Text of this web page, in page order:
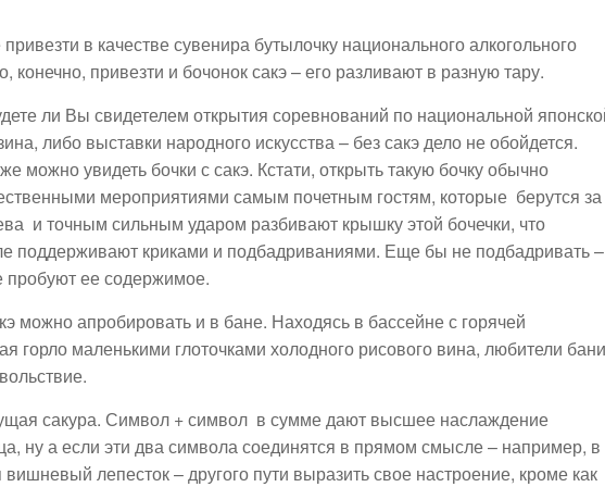
в качестве сувенира бутылочку национального алкогольного
привезти и бочонок сакэ – его разливают в разную тару.
ли Вы свидетелем открытия соревнований по национальной
либо выставки народного искусства – без сакэ дело не обойдется.
можно увидеть бочки с сакэ. Кстати, открыть такую бочку обычно
мероприятиями самым почетным гостям, которые берутся за
и точным сильным ударом разбивают крышку этой бочечки, что
поддерживают криками и подбадриваниями. Еще бы не подбадривать –
пробуют ее содержимое.
можно апробировать и в бане. Находясь в бассейне с горячей
горло маленькими глоточками холодного рисового вина, любители
сакура. Символ + символ в сумме дают высшее наслаждение
ну а если эти два символа соединятся в прямом смысле – например, в
лепесток – другого пути выразить свое настроение, кроме как